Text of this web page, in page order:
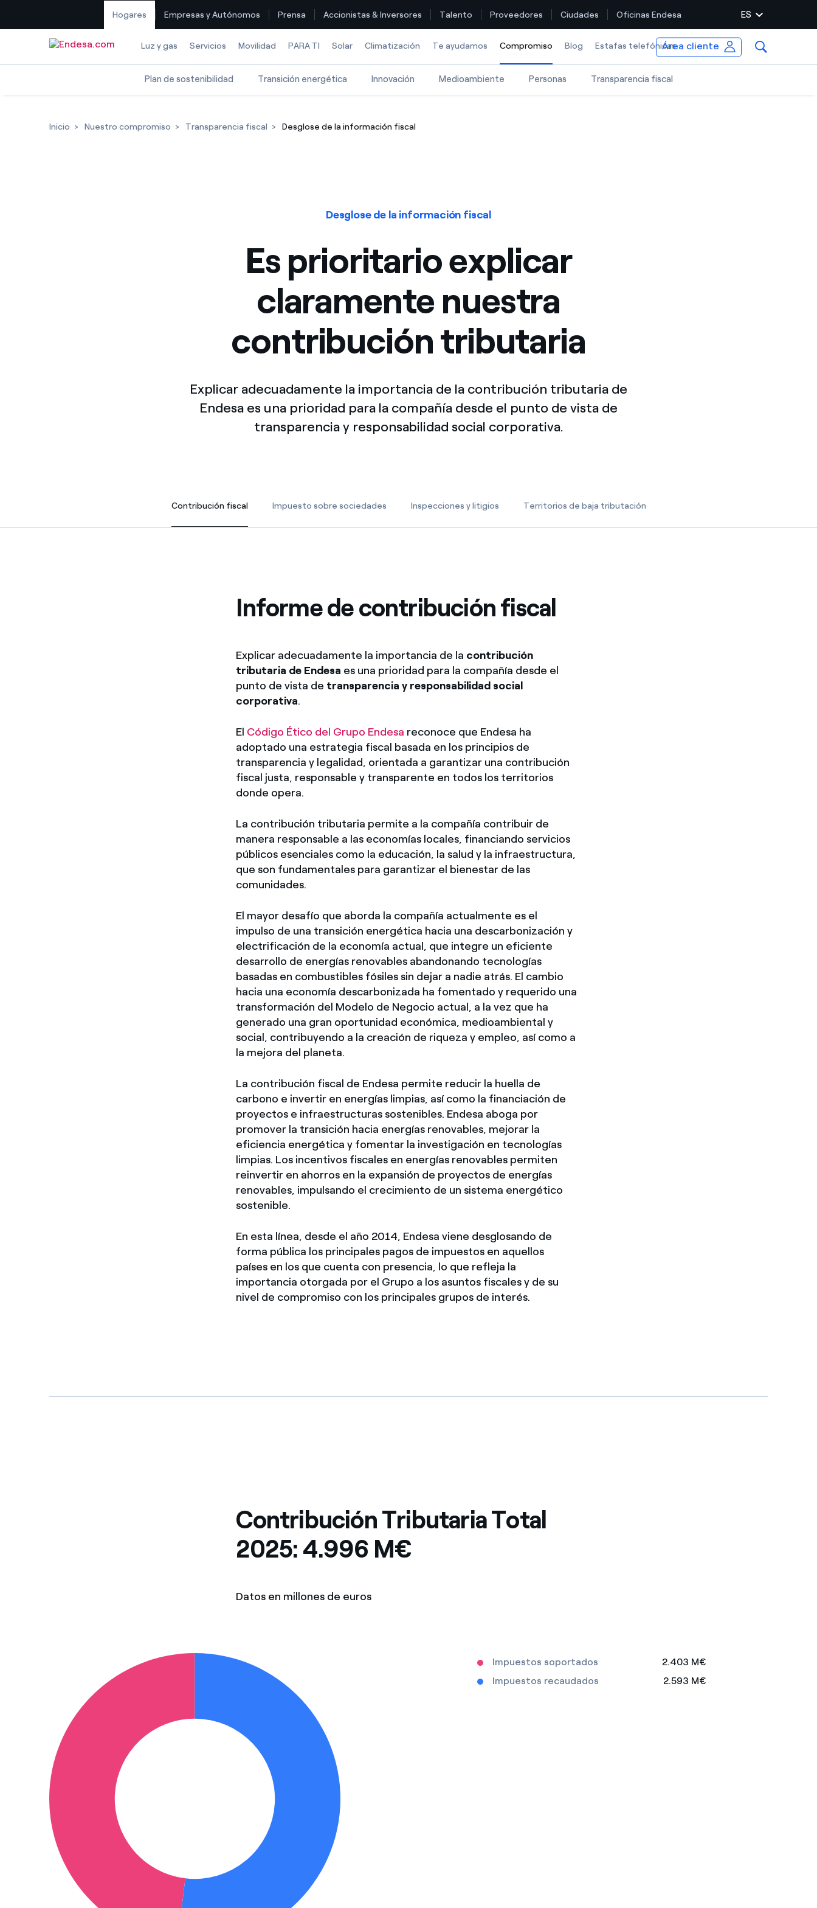
Hogares Empresas y Autónomos Prensa Accionistas & Inversores Talento Proveedores Ciudades Oficinas Endesa ES
Luz y gas Servicios Movilidad PARA TI Solar Climatización Te ayudamos Compromiso Selected item
Blog Estafas telefónicasÁrea cliente
¿Cómo cambiar el titular del contrato?
¿Has recibido una oferta para cambiar de compañía?
Ofertas para autónomos y Pymes
¿Gestionas varias comunidades de propietarios?
Plan de sostenibilidad Transición energética Innovación Medioambiente Personas Transparencia fiscal
Inicio Nuestro compromiso Transparencia fiscal Desglose de la información fiscal
Desglose de la información fiscal
Es prioritario explicar
claramente nuestra
contribución tributaria
Explicar adecuadamente la importancia de la contribución tributaria de
Endesa es una prioridad para la compañía desde el punto de vista de
transparencia y responsabilidad social corporativa.
Contribución fiscal
Contribución fiscal Impuesto sobre sociedades Inspecciones y litigios Territorios de baja tributación
Informe de contribución fiscal
Explicar adecuadamente la importancia de la contribución
tributaria de Endesa es una prioridad para la compañía desde el
punto de vista de transparencia y responsabilidad social
corporativa.
El Código Ético del Grupo Endesa reconoce que Endesa ha
adoptado una estrategia fiscal basada en los principios de
transparencia y legalidad, orientada a garantizar una contribución
fiscal justa, responsable y transparente en todos los territorios
donde opera.
La contribución tributaria permite a la compañía contribuir de
manera responsable a las economías locales, financiando servicios
públicos esenciales como la educación, la salud y la infraestructura,
que son fundamentales para garantizar el bienestar de las
comunidades.
El mayor desafío que aborda la compañía actualmente es el
impulso de una transición energética hacia una descarbonización y
electrificación de la economía actual, que integre un eficiente
desarrollo de energías renovables abandonando tecnologías
basadas en combustibles fósiles sin dejar a nadie atrás. El cambio
hacia una economía descarbonizada ha fomentado y requerido una
transformación del Modelo de Negocio actual, a la vez que ha
generado una gran oportunidad económica, medioambiental y
social, contribuyendo a la creación de riqueza y empleo, así como a
la mejora del planeta.
La contribución fiscal de Endesa permite reducir la huella de
carbono e invertir en energías limpias, así como la financiación de
proyectos e infraestructuras sostenibles. Endesa aboga por
promover la transición hacia energías renovables, mejorar la
eficiencia energética y fomentar la investigación en tecnologías
limpias. Los incentivos fiscales en energías renovables permiten
reinvertir en ahorros en la expansión de proyectos de energías
renovables, impulsando el crecimiento de un sistema energético
sostenible.
En esta línea, desde el año 2014, Endesa viene desglosando de
forma pública los principales pagos de impuestos en aquellos
países en los que cuenta con presencia, lo que refleja la
importancia otorgada por el Grupo a los asuntos fiscales y de su
nivel de compromiso con los principales grupos de interés.
Contribución Tributaria Total
2025: 4.996 M€
Datos en millones de euros
Impuestos soportados
2.403 M€
Impuestos recaudados
2.593 M€